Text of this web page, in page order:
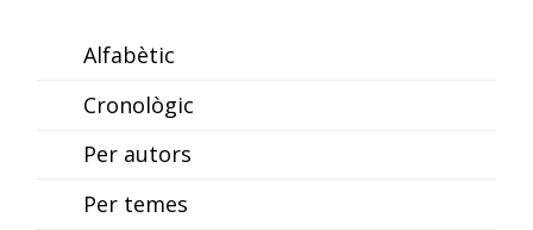
Alfabètic
Cronològic
Per autors
Per temes